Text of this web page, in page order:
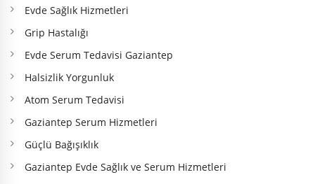
Evde Sağlık Hizmetleri
Grip Hastalığı
Evde Serum Tedavisi Gaziantep
Halsizlik Yorgunluk
Atom Serum Tedavisi
Gaziantep Serum Hizmetleri
Güçlü Bağışıklık
Gaziantep Evde Sağlık ve Serum Hizmetleri